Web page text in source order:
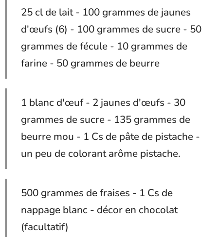
25 cl de lait - 100 grammes de jaunes
d'œufs (6) - 100 grammes de sucre - 50
grammes de fécule - 10 grammes de
farine - 50 grammes de beurre
1 blanc d'œuf - 2 jaunes d'œufs - 30
grammes de sucre - 135 grammes de
beurre mou - 1 Cs de pâte de pistache -
un peu de colorant arôme pistache.
500 grammes de fraises - 1 Cs de
nappage blanc - décor en chocolat
(facultatif)